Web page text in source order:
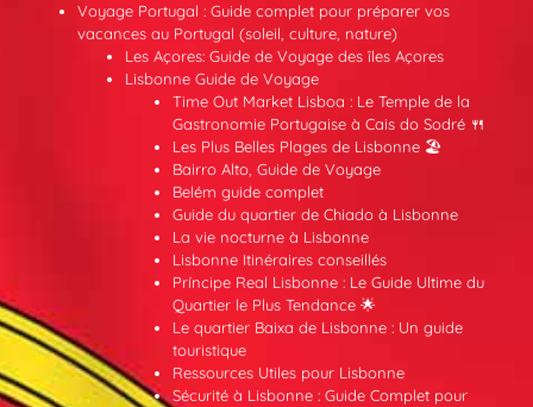
Voyage Portugal : Guide complet pour préparer vos
vacances au Portugal (soleil, culture, nature)
Les Açores: Guide de Voyage des îles Açores
Lisbonne Guide de Voyage
Time Out Market Lisboa : Le Temple de la
Gastronomie Portugaise à Cais do Sodré 🍴
Les Plus Belles Plages de Lisbonne 🏖️
Bairro Alto, Guide de Voyage
Belém guide complet
Guide du quartier de Chiado à Lisbonne
La vie nocturne à Lisbonne
Lisbonne Itinéraires conseillés
Príncipe Real Lisbonne : Le Guide Ultime du
Quartier le Plus Tendance 🌟
Le quartier Baixa de Lisbonne : Un guide
touristique
Ressources Utiles pour Lisbonne
Sécurité à Lisbonne : Guide Complet pour